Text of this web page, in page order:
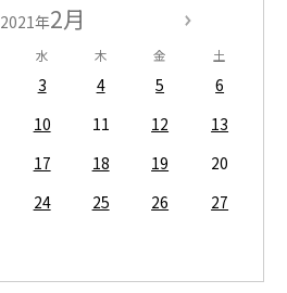
2021年2月
水 木 金 土
3 4 5
6
10 11 12
13
17 18 19
20
24 25 26
27